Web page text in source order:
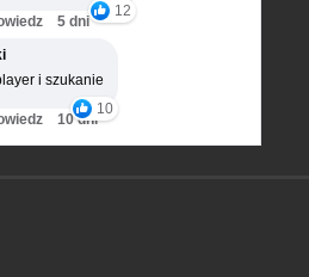
12
5 dni
i szukanie
10
10 dni